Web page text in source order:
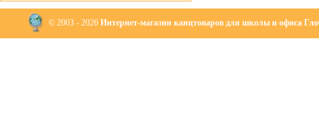
© 2003 - 2026 Интернет-магазин канцтоваров для школы и офиса